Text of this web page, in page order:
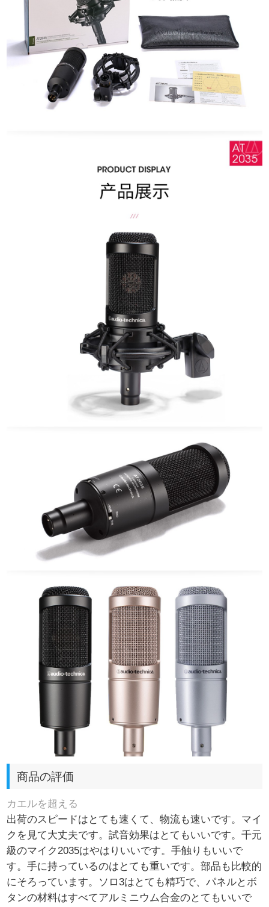
商品の評価
カエルを超える
出荷のスピードはとても速くて、物流も速いです。マイ
クを見て大丈夫です。試音効果はとてもいいです。千元
級のマイク2035はやはりいいです。手触りもいいで
す。手に持っているのはとても重いです。部品も比較的
にそろっています。ソロ3はとても精巧で、パネルとボ
タンの材料はすべてアルミニウム合金のとてもいいで